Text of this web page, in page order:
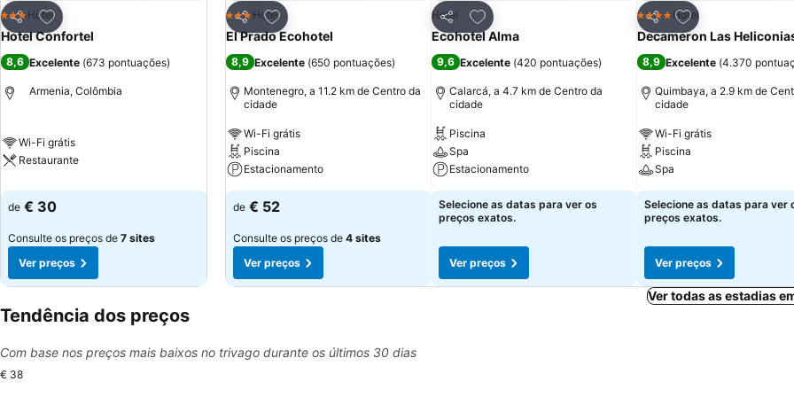
Partilhar
Adicionar aos favoritos
3 Estrelas
Hotel
Hotel Confortel
8,6 Excelente (673 pontuações)
Armenia, Colômbia
Wi-Fi grátis
Restaurante
de € 30
Consulte os preços de 7 sites
Ver preços
Partilhar
Adicionar aos favoritos
3 Estrelas
Hotel
El Prado Ecohotel
8,9 Excelente (650 pontuações)
Montenegro, a 11.2 km de Centro da
cidade
Wi-Fi grátis
Piscina
Estacionamento
de € 52
Consulte os preços de 4 sites
Ver preços
Partilhar
Adicionar aos favoritos
Hotel
Ecohotel Alma
9,6 Excelente (420 pontuações)
Calarcá, a 4.7 km de Centro da
cidade
Piscina
Spa
Estacionamento
Selecione as datas para ver os
preços exatos.
Ver preços
Partilhar
Adicionar aos
4 EstrelasHotel
Decameron Las
8,9 Excelente (4.370
Quimbaya, a 2.9 km de
cidade
Wi-Fi grátis
Piscina
Spa
Selecione as datas para ver
preços exatos.
Ver preços
Ver todas as estadias
Tendência dos preços
Com base nos preços mais baixos no trivago durante os últimos 30 dias
€ 38